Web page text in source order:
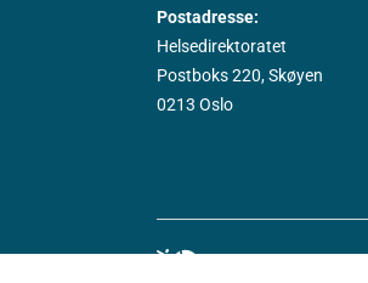
Postadresse:
Helsedirektoratet
Postboks 220, Skøyen
0213 Oslo